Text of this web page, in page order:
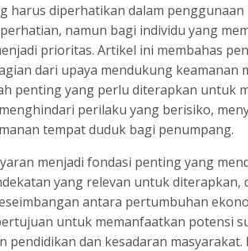
harus diperhatikan dalam penggunaan
namun bagi individu yang
prioritas. Artikel ini membahas
dari upaya mendukung keamanan
penting yang perlu diterapkan untuk
perilaku yang berisiko,
tempat duduk bagi penumpang.
menjadi fondasi penting yang
yang relevan untuk diterapkan,
antara pertumbuhan
untuk memanfaatkan potensi
pendidikan dan kesadaran masyarakat.